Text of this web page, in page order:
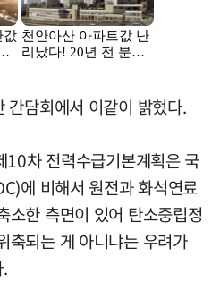
간담회에서 이같이 밝혔다.
차 전력수급기본계획은 국
에 비해서 원전과 화석연료
소한 측면이 있어 탄소중립정
축되는 게 아니냐는 우려가